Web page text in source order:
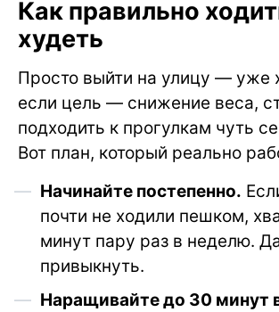
Как правильно
худеть
Просто выйти на улицу — уже
если цель — снижение веса,
подходить к прогулкам чуть
Вот план, который реально
Начинайте постепенно.
почти не ходили пешком,
минут пару раз в неделю.
привыкнуть.
Наращивайте до 30 минут